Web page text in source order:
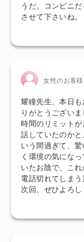
うだ。コンビニ
させて下さいね。
女性のお客様
耀瞳先生、本日
りがとうござい
時間のリミット
話していたのか
いう間過ぎて、
く環境の気にな
いたお陰で、こ
電話切れてしま
次回、ぜひよろ